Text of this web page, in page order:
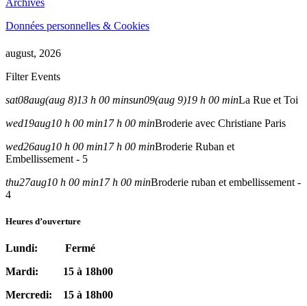
Données personnelles & Cookies
august, 2026
Filter Events
sat08aug(aug 8)13 h 00 minsun09(aug 9)19 h 00 minLa Rue et Toi
wed19aug10 h 00 min17 h 00 minBroderie avec Christiane Paris
wed26aug10 h 00 min17 h 00 minBroderie Ruban et
Embellissement - 5
thu27aug10 h 00 min17 h 00 minBroderie ruban et embellissement -
4
Heures d’ouverture
Lundi: Fermé
Mardi: 15 à 18h00
Mercredi: 15 à 18h00